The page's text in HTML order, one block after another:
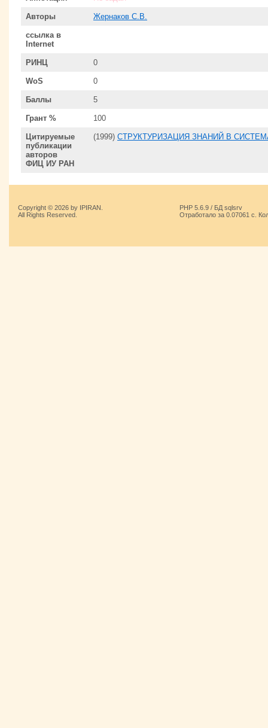
Авторы Жернаков С.В.
ссылка в
Internet
РИНЦ 0
WoS 0
Баллы 5
Грант % 100
Цитируемые
публикации
авторов
ФИЦ ИУ РАН
(1999) СТРУКТУРИЗАЦИЯ ЗНАНИЙ В
Copyright © 2026 by IPIRAN.
All Rights Reserved.
PHP 5.6.9 / БД sqlsrv
Отработало за 0.07061 с.